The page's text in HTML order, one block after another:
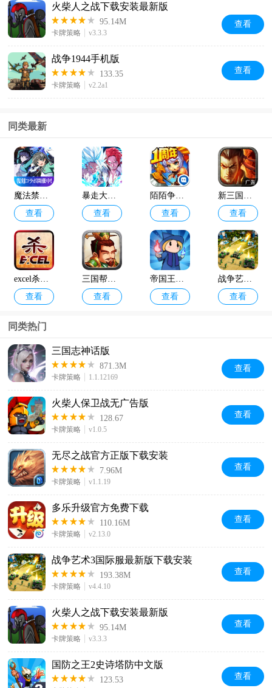
火柴人之战下载安装最新版
95.14M
卡牌策略 v3.3.3
查看
战争1944手机版
133.35
卡牌策略 v2.2a1
查看
同类最新
查看
查看
查看
查看
查看
查看
查看
查看
同类热门
三国志神话版
871.3M
卡牌策略 1.1.12169
查看
火柴人保卫战无广告版
128.67
卡牌策略 v1.0.5
查看
无尽之战官方正版下载安装
7.96M
卡牌策略 v1.1.19
查看
多乐升级官方免费下载
110.16M
卡牌策略 v2.13.0
查看
战争艺术3国际服最新版下载安装
193.38M
卡牌策略 v4.4.10
查看
火柴人之战下载安装最新版
95.14M
卡牌策略 v3.3.3
查看
国防之王2史诗塔防中文版
123.53 查看